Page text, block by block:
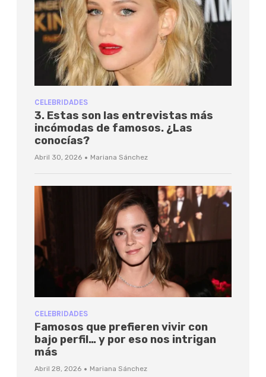
CELEBRIDADES
3. Estas son las entrevistas más
incómodas de famosos. ¿Las
conocías?
Abril 30, 2026 · Mariana Sánchez
CELEBRIDADES
Famosos que prefieren vivir con
bajo perfil… y por eso nos intrigan
más
Abril 28, 2026 · Mariana Sánchez